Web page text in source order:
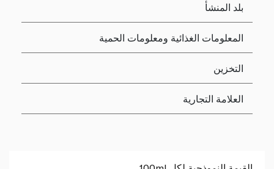
بلد المنشأ
المعلومات الغذائية ومعلومات الحمية
التخزين
العلامة التجارية